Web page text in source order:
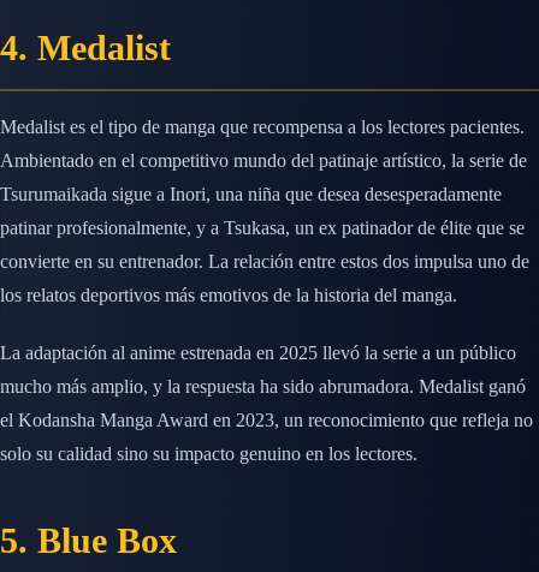
4. Medalist
Medalist es el tipo de manga que recompensa a los lectores pacientes.
Ambientado en el competitivo mundo del patinaje artístico, la serie de
Tsurumaikada sigue a Inori, una niña que desea desesperadamente
patinar profesionalmente, y a Tsukasa, un ex patinador de élite que se
convierte en su entrenador. La relación entre estos dos impulsa uno de
los relatos deportivos más emotivos de la historia del manga.
La adaptación al anime estrenada en 2025 llevó la serie a un público
mucho más amplio, y la respuesta ha sido abrumadora. Medalist ganó
el Kodansha Manga Award en 2023, un reconocimiento que refleja no
solo su calidad sino su impacto genuino en los lectores.
5. Blue Box